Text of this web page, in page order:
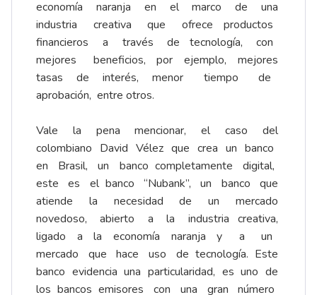
economía naranja en el marco de una
industria creativa que ofrece productos
financieros a través de tecnología, con
mejores beneficios, por ejemplo, mejores
tasas de interés, menor tiempo de
aprobación, entre otros.
Vale la pena mencionar, el caso del
colombiano David Vélez que crea un banco
en Brasil, un banco completamente digital,
este es el banco ‘‘Nubank’’, un banco que
atiende la necesidad de un mercado
novedoso, abierto a la industria creativa,
ligado a la economía naranja y a un
mercado que hace uso de tecnología. Este
banco evidencia una particularidad, es uno de
los bancos emisores con una gran número